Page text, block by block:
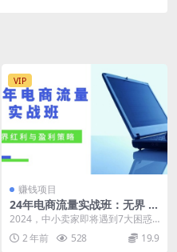
VIP
赚钱项目
24年电商流量实战班：无界 红
利与盈利策略，终极提升/关键
词优化/精准人群拓展/创新玩
法
2024，中小卖家即将遇到7大困惑
【不会诊断】:流量计划，不知道是
拉新客，还是...
2 年前 528 19.9